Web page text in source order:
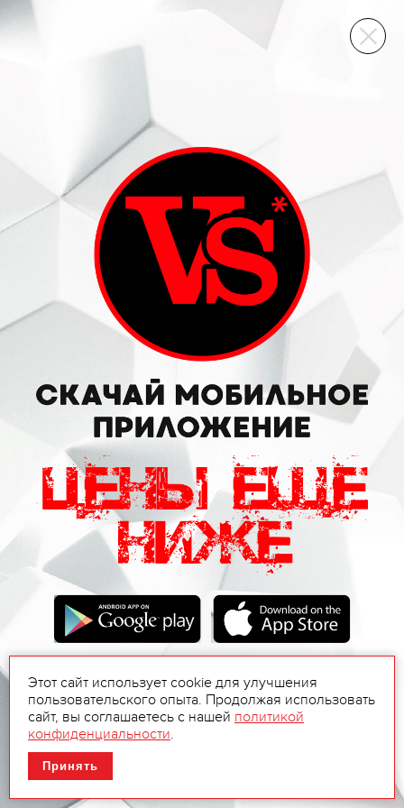
ВИННЫЙ СКЛАД
Этот сайт использует cookie для улучшения
пользовательского опыта. Продолжая использовать
сайт, вы соглашаетесь с нашей политикой
конфиденциальности.
Принять